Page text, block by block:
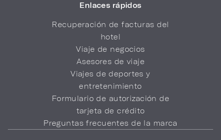
Enlaces rápidos
Recuperación de facturas del
hotel
Viaje de negocios
Asesores de viaje
Viajes de deportes y
entretenimiento
Formulario de autorización de
tarjeta de crédito
Preguntas frecuentes de la marca